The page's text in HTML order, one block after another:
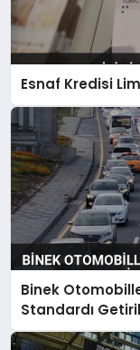
Esnaf Kredisi
Binek
Standardı